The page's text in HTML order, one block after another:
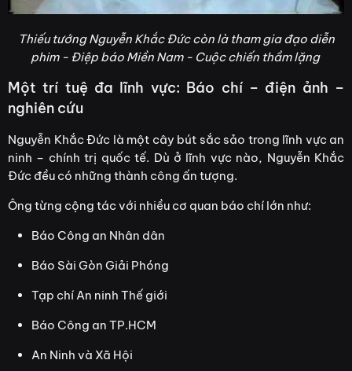
Thiếu tướng Nguyễn Khắc Đức còn là tham gia đạo diễn
phim - Điệp báo Miền Nam - Cuộc chiến thầm lặng
Một trí tuệ đa lĩnh vực: Báo chí – điện ảnh –
nghiên cứu
Nguyễn Khắc Đức là một cây bút sắc sảo trong lĩnh vực an
ninh – chính trị quốc tế. Dù ở lĩnh vực nào, Nguyễn Khắc
Đức đều có những thành công ấn tượng.
Ông từng cộng tác với nhiều cơ quan báo chí lớn như:
Báo Công an Nhân dân
Báo Sài Gòn Giải Phóng
Tạp chí An ninh Thế giới
Báo Công an TP.HCM
An Ninh và Xã Hội